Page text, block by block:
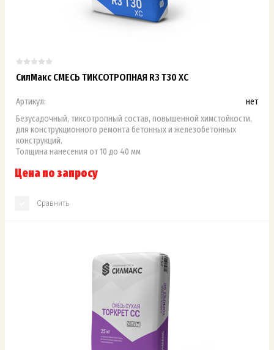
СилМакс СМЕСЬ ТИКСОТРОПНАЯ R3 Т30 ХС
Артикул:
нет
Безусадочный, тиксотропный состав, повышенной химстойкости,
для конструкционного ремонта бетонных и железобетонных
конструкций.
Толщина нанесения от 10 до 40 мм
Цена по запросу
Сравнить